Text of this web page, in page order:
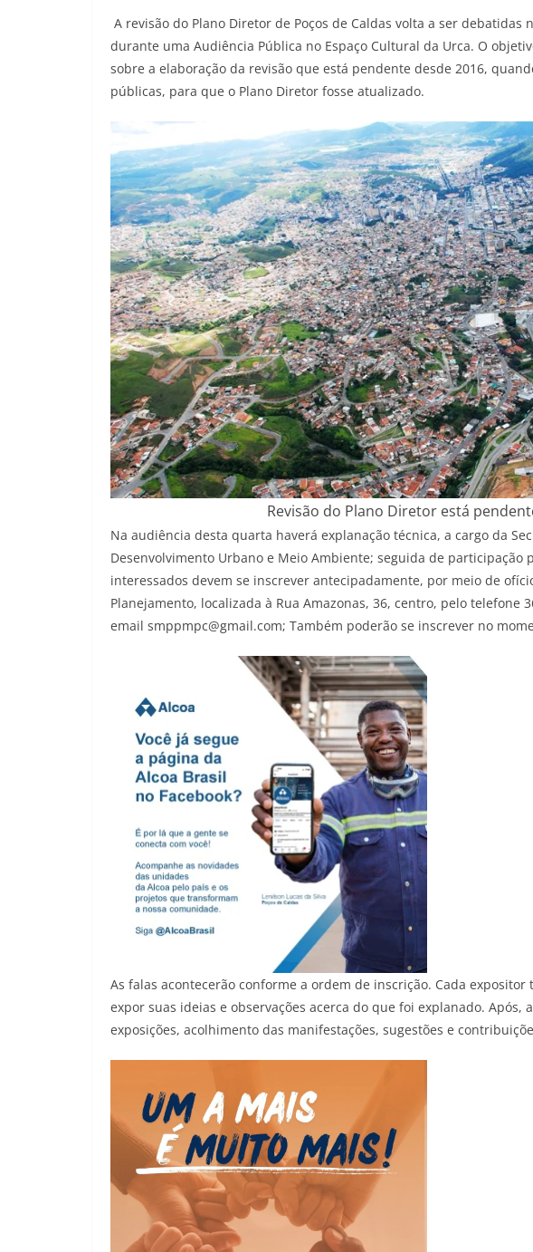
A revisão do Plano Diretor de Poços de Caldas volta a ser
durante uma Audiência Pública no Espaço Cultural da Urca. O
sobre a elaboração da revisão que está pendente desde 2016,
públicas, para que o Plano Diretor fosse atualizado.
Revisão do Plano Diretor está
Na audiência desta quarta haverá explanação técnica, a cargo da
Desenvolvimento Urbano e Meio Ambiente; seguida de participação
interessados devem se inscrever antecipadamente, por meio de
Planejamento, localizada à Rua Amazonas, 36, centro, pelo telefone
email smppmpc@gmail.com; Também poderão se inscrever no
As falas acontecerão conforme a ordem de inscrição. Cada
expor suas ideias e observações acerca do que foi explanado. Após,
exposições, acolhimento das manifestações, sugestões e